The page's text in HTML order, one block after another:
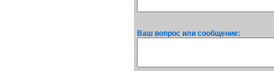
Ваш вопрос или сообщение: